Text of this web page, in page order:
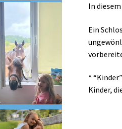
In
Ein
*
Kinder,